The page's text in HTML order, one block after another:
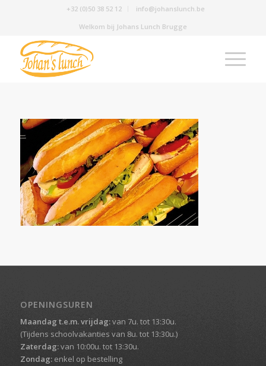
+32 (0)50 38 52 12
info@johanslunch.be
Welkom bij Johans Lunch Brugge
OPENINGSUREN
Maandag t.e.m. vrijdag:van 7u. tot 13:30u.
(Tijdens schoolvakanties van 8u. tot 13:30u.)
Zaterdag:van 10:00u. tot 13:30u.
Zondag:enkel op bestelling